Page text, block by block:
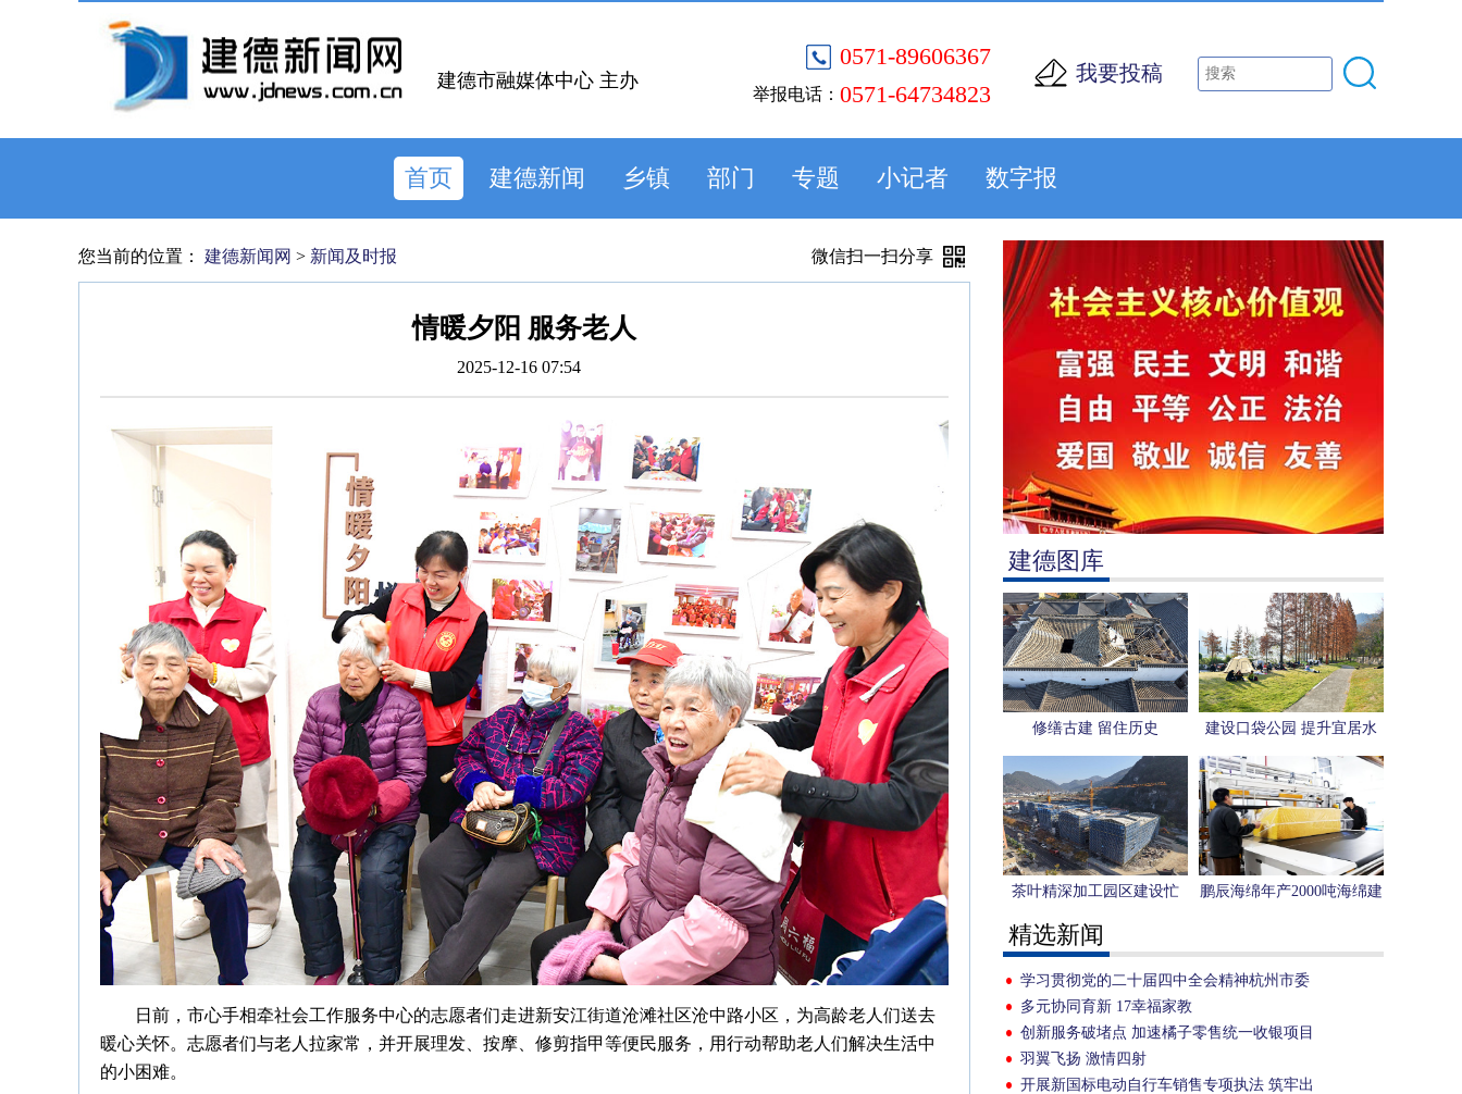
0571-89606367
举报电话： 0571-64734823
我要投稿
建德市融媒体中心 主办
首页 建德新闻 乡镇 部门 专题 小记者 数字报
建德图库
修缮古建 留住历史
建设口袋公园 提升宜居水
茶叶精深加工园区建设忙
鹏辰海绵年产2000吨海绵建
精选新闻
学习贯彻党的二十届四中全会精神杭州市委
宣讲团报告会在我市举行
多元协同育新 17幸福家教
创新服务破堵点 加速橘子零售统一收银项目
落地
羽翼飞扬 激情四射
开展新国标电动自行车销售专项执法 筑牢出
您当前的位置： 建德新闻网 > 新闻及时报 微信扫一扫分享
情暖夕阳 服务老人
2025-12-16 07:54
日前，市心手相牵社会工作服务中心的志愿者们走进新安江街道沧滩社区沧中路小区，为高龄老人们送去
暖心关怀。志愿者们与老人拉家常，并开展理发、按摩、修剪指甲等便民服务，用行动帮助老人们解决生活中
的小困难。